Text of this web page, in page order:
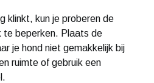
klinkt, kun je proberen de
beperken. Plaats de
je hond niet gemakkelijk bij
ruimte of gebruik een